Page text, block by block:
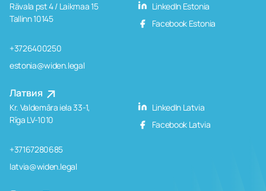
Rävala pst 4 / Laikmaa 15
Tallinn 10145
+3726400250
estonia@widen.legal
LinkedIn Estonia
Facebook Estonia
Латвия
Kr. Valdemāra iela 33-1,
Rīga LV-1010
+37167280685
latvia@widen.legal
LinkedIn Latvia
Facebook Latvia